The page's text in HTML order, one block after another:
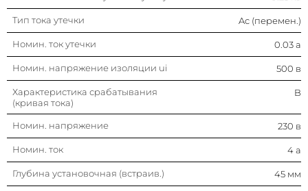
Тип тока утечки Ac (перемен.)
Номин. ток утечки 0.03 а
Номин. напряжение изоляции ui 500 в
Характеристика срабатывания
(кривая тока)
B
Номин. напряжение 230 в
Номин. ток 4 а
Глубина установочная (встраив.) 45 мм